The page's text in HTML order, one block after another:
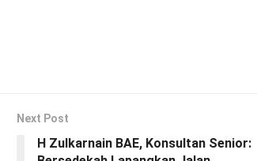
Next Post
H Zulkarnain BAE, Konsultan Senior: